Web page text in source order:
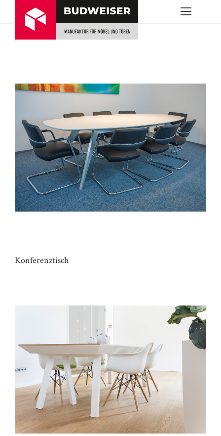
Konferenztisch